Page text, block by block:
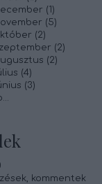
(1 )
(5)
(2)
(2)
(2)
(4)
(3)
...
, kommentek